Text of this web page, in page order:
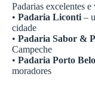
Padarias excelentes
• Padaria Liconti –
cidade
• Padaria Sabor &
Campeche
• Padaria Porto Belo
moradores